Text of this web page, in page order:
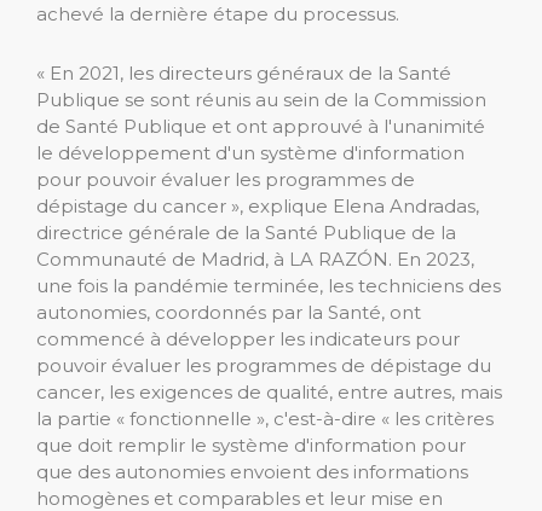
achevé la dernière étape du processus.
« En 2021, les directeurs généraux de la Santé
Publique se sont réunis au sein de la Commission
de Santé Publique et ont approuvé à l'unanimité
le développement d'un système d'information
pour pouvoir évaluer les programmes de
dépistage du cancer », explique Elena Andradas,
directrice générale de la Santé Publique de la
Communauté de Madrid, à LA RAZÓN. En 2023,
une fois la pandémie terminée, les techniciens des
autonomies, coordonnés par la Santé, ont
commencé à développer les indicateurs pour
pouvoir évaluer les programmes de dépistage du
cancer, les exigences de qualité, entre autres, mais
la partie « fonctionnelle », c'est-à-dire « les critères
que doit remplir le système d'information pour
que des autonomies envoient des informations
homogènes et comparables et leur mise en